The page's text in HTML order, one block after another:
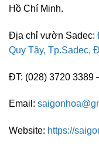
Hồ Chí Minh.
Địa chỉ vườn Sadec:
Quy Tây, Tp.Sadec,
ĐT: (028) 3720 3389
Email:
Website: https://